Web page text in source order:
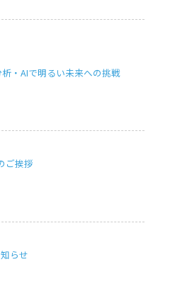
析・AIで明るい未来への挑戦
ご挨拶
らせ